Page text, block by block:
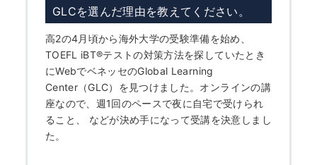
GLCを選んだ理由を教えてください。
高2の4月頃から海外大学の受験準備を始め、
TOEFL iBT®テストの対策方法を探していたとき
にWebでベネッセのGlobal Learning
Center（GLC）を見つけました。オンラインの講
座なので、週1回のペースで夜に自宅で受けられ
ること、 などが決め手になって受講を決意しまし
た。